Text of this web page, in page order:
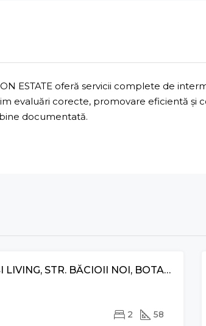
ESTATE oferă servicii complete de
evaluări corecte, promovare eficientă
documentată.
VÂNZAREAPARTAMENT CU 2 CAMERE ȘI LIVING, STR. BĂCIOII NOI, BOTANICA
2 58